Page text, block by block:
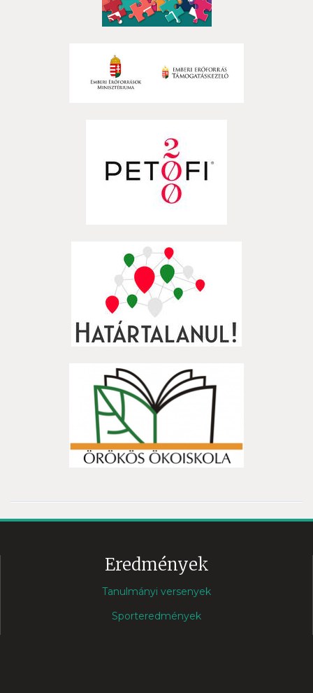
Eredmények
Tanulmányi versenyek
Sporteredmények